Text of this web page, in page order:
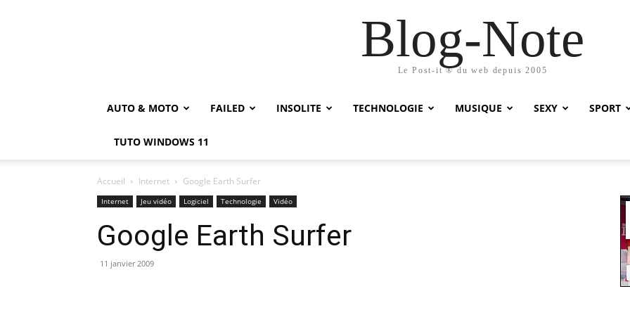
Blog-Note
Le Post-it ® du web depuis 2005
AUTO & MOTO FAILED INSOLITE TECHNOLOGIE MUSIQUE SEXY SPORT
TUTO WINDOWS 11
Accueil Internet Google Earth Surfer
Internet Jeu vidéo Logiciel Technologie Vidéo
Google Earth Surfer
11 janvier 2009